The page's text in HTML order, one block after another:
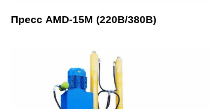
Пресс AMD-15М (220В/380В)